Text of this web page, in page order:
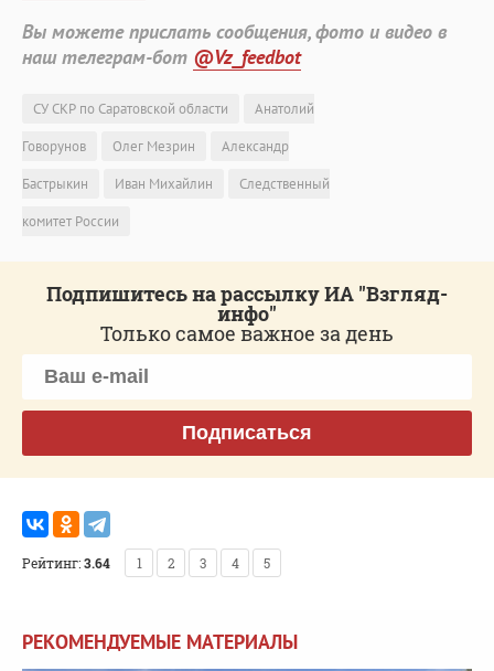
Вы можете прислать сообщения, фото и видео в
наш телеграм-бот @Vz_feedbot
СУ СКР по Саратовской области
Анатолий
Говорунов
Олег Мезрин
Александр
Бастрыкин
Иван Михайлин
Следственный
комитет России
Подпишитесь на рассылку ИА "Взгляд-
инфо"
Только самое важное за день
Подписаться
Рейтинг:3.64 1 2 3 4 5
РЕКОМЕНДУЕМЫЕ МАТЕРИАЛЫ